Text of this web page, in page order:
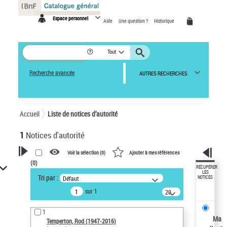
Espace personnel Aide Une question ? Historique
Tout
Recherche avancée AUTRES RECHERCHES
Accueil Liste de notices d’autorité
1 Notices d'autorité
VOTRE RECHERCHE
Recherche avancée dans les
notices d’autorité
Œuvres liées à l'auteur :
Temperton, Rod (1947-2016)
Voir la sélection (0) Ajouter à mes références
(0)
Tri par : Défaut
sur 1
20
résultats/page
1
Temperton, Rod (1947-2016)
RÉCUPÉRER
LES
NOTICES
Ma
Panneau de gestion des cookies